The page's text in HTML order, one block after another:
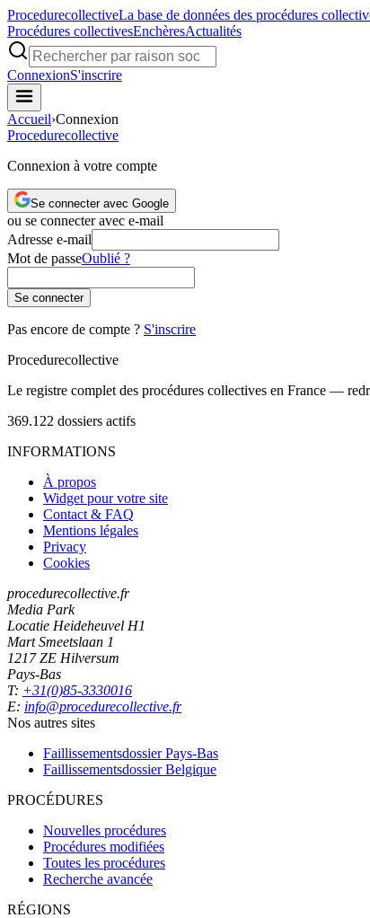
ProcedurecollectiveLa base de données des procédures
Procédures collectivesEnchèresActualités
ConnexionS'inscrire
Accueil›Connexion
Procedurecollective
Connexion à votre compte
Se connecter avec Google
ou se connecter avec e-mail
Adresse e-mail
Mot de passeOublié ?
Se connecter
Pas encore de compte ? S'inscrire
Procedurecollective
Le registre complet des procédures collectives en France —
369.122 dossiers actifs
INFORMATIONS
À propos
Widget pour votre site
Contact & FAQ
Mentions légales
Privacy
Cookies
procedurecollective.fr
Media Park
Locatie Heideheuvel H1
Mart Smeetslaan 1
1217 ZE Hilversum
Pays-Bas
T: +31(0)85-3330016
E: info@procedurecollective.fr
Nos autres sites
Faillissementsdossier Pays-Bas
Faillissementsdossier Belgique
PROCÉDURES
Nouvelles procédures
Procédures modifiées
Toutes les procédures
Recherche avancée
RÉGIONS